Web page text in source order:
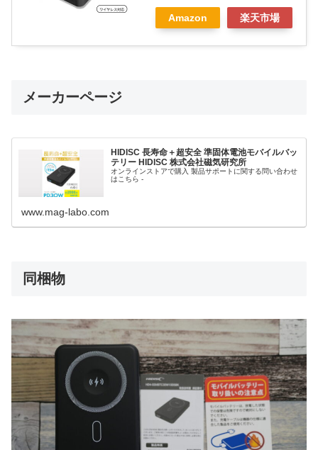
Amazon 楽天市場
メーカーページ
HIDISC 長寿命＋超安全 準固体電池モバイルバッ
テリー HIDISC 株式会社磁気研究所
オンラインストアで購入 製品サポートに関する問い合わせ
はこちら -
www.mag-labo.com
同梱物